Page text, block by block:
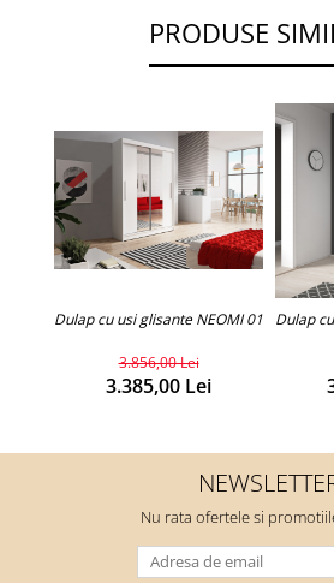
PRODUSE
Dulap cu usi glisante NEOMI 01
3.856,00 Lei
3.385,00 Lei
Dulap
Nu rata ofertele si